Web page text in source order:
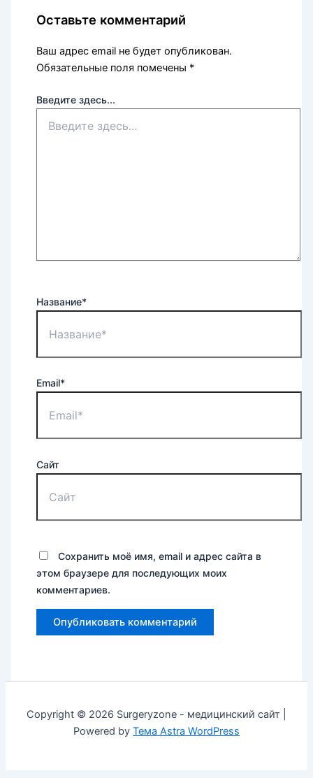
Оставьте комментарий
Ваш адрес email не будет опубликован.
Обязательные поля помечены *
Введите здесь...
Название*
Email*
Сайт
Сохранить моё имя, email и адрес сайта в
этом браузере для последующих моих
комментариев.
Copyright © 2026 Surgeryzone - медицинский сайт |
Powered by Тема Astra WordPress